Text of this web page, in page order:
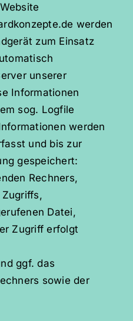
werden
zum Einsatz
unserer
Informationen
sog. Logfile
werden
und bis zur
gespeichert:
Rechners,
Datei,
Zugriff erfolgt
ggf. das
sowie der